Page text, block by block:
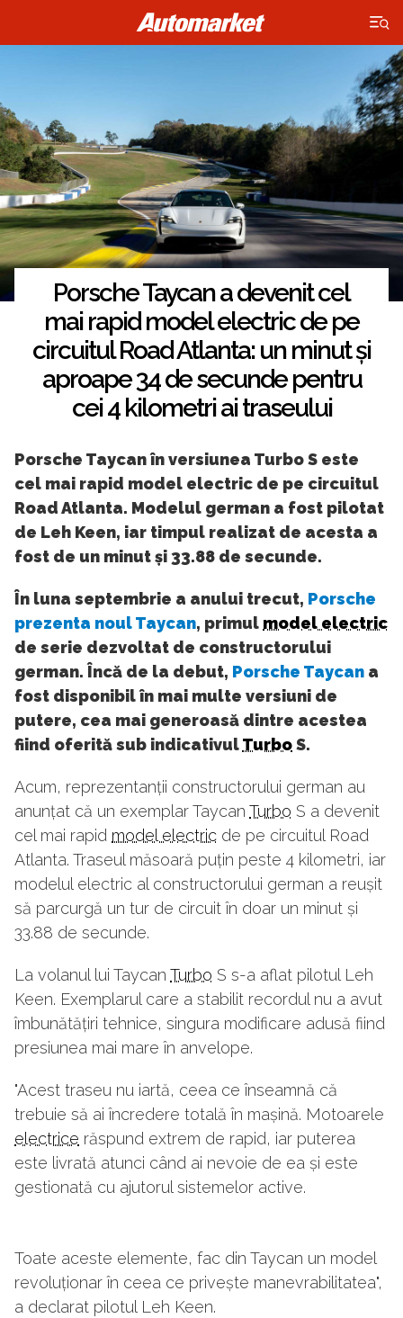
×
Porsche Taycan a devenit cel
mai rapid model electric de pe
circuitul Road Atlanta: un minut și
aproape 34 de secunde pentru
cei 4 kilometri ai traseului
Porsche Taycan în versiunea Turbo S este
cel mai rapid model electric de pe circuitul
Road Atlanta. Modelul german a fost pilotat
de Leh Keen, iar timpul realizat de acesta a
fost de un minut și 33.88 de secunde.
În luna septembrie a anului trecut, Porsche
prezenta noul Taycan, primul model electric
de serie dezvoltat de constructorului
german. Încă de la debut, Porsche Taycan a
fost disponibil în mai multe versiuni de
putere, cea mai generoasă dintre acestea
fiind oferită sub indicativulTurboS.
Acum, reprezentanții constructorului german au
anunțat că un exemplar Taycan Turbo S a devenit
cel mai rapid model electric de pe circuitul Road
Atlanta. Traseul măsoară puțin peste 4 kilometri, iar
modelul electric al constructorului german a reușit
să parcurgă un tur de circuit în doar un minut și
33.88 de secunde.
La volanul lui Taycan Turbo S s-a aflat pilotul Leh
Keen. Exemplarul care a stabilit recordul nu a avut
îmbunătățiri tehnice, singura modificare adusă fiind
presiunea mai mare în anvelope.
"Acest traseu nu iartă, ceea ce înseamnă că
trebuie să ai încredere totală în mașină. Motoarele
electrice răspund extrem de rapid, iar puterea
este livrată atunci când ai nevoie de ea și este
gestionată cu ajutorul sistemelor active.
Toate aceste elemente, fac din Taycan un model
revoluționar în ceea ce privește manevrabilitatea",
a declarat pilotul Leh Keen.